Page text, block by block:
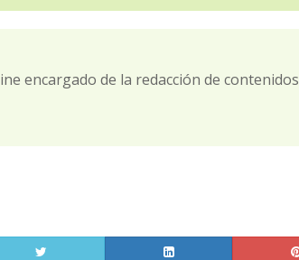
encargado de la redacción de contenidos